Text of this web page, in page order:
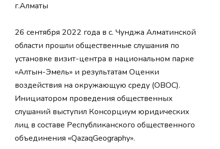
г.Алматы
26 сентября 2022 года в с. Чунджа Алматинской
области прошли общественные слушания по
установке визит-центра в национальном парке
«Алтын-Эмель» и результатам Оценки
воздействия на окружающую среду (ОВОС).
Инициатором проведения общественных
слушаний выступил Консорциум юридических
лиц в составе Республиканского общественного
объединения «QazaqGeography».